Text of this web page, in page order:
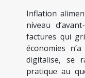
Inflation
niveau
factures qui
économies
digitalise, se
pratique au